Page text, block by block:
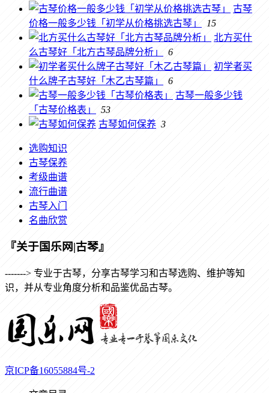
古琴
价格一般多少钱「初学从价格挑选古琴」
15
北方买什
么古琴好「北方古琴品牌分析」
6
初学者买
什么牌子古琴好「木乙古琴篇」
6
古琴一般多少钱
「古琴价格表」
53
古琴如何保养 3
选购知识
古琴保养
考级曲谱
流行曲谱
古琴入门
名曲欣赏
『关于国乐网|古琴』
-------> 专业于古琴，分享古琴学习和古琴选购、维护等知
识，并从专业角度分析和品鉴优品古琴。
京ICP备16055884号-2